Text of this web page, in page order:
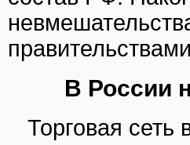
В России
Торговая сеть